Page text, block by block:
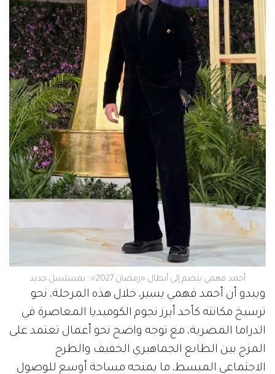
أحمد فهمي ينضم إلى أبطال «رمضان 2027».. بمسلسل جديد
ويبدو أن أحمد فهمي يسير، خلال هذه المرحلة، نحو
ترسيخ مكانته كأحد أبرز نجوم الكوميديا المعاصرة في
الدراما المصرية، مع توجه واضح نحو أعمال تعتمد على
المزج بين الطابع الجماهيري الخفيف والطرح
الاجتماعي المبسط، ما يمنحه مساحة أوسع للوصول